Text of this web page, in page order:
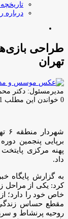
طراحی
تهران
مدیرمسئول: دکتر
0 خواندن این مطلب 1 دقیقه زمان میبرد
برپایی پنجمین
پهنه مرکزی
داد.
به گزارش پایگاه
کرد: یکی از مراحل
خاص خود را دارد؛
مقطع حساس زندگی،
روحیه پرنشاط و